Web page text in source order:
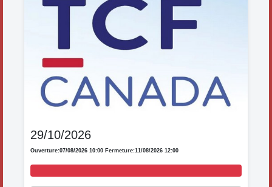
29/10/2026
Ouverture:07/08/2026 10:00 Fermeture:11/08/2026 12:00